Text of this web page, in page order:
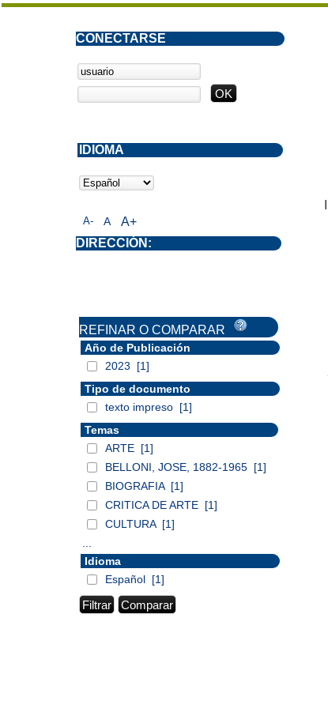
A- A A+
CONECTARSE
DIRECCIÓN:
IDIOMA
REFINAR O COMPARAR
Año de Publicación
2023
[1]
Tipo de documento
texto impreso [1]
Temas
ARTE [1]
BELLONI, JOSE, 1882-1965 [1]
BIOGRAFIA [1]
CRITICA DE ARTE [1]
CULTURA [1]
Idioma
Español [1]